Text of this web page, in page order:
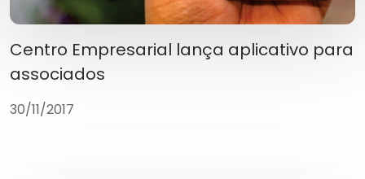
Centro Empresarial lança aplicativo para
associados
30/11/2017